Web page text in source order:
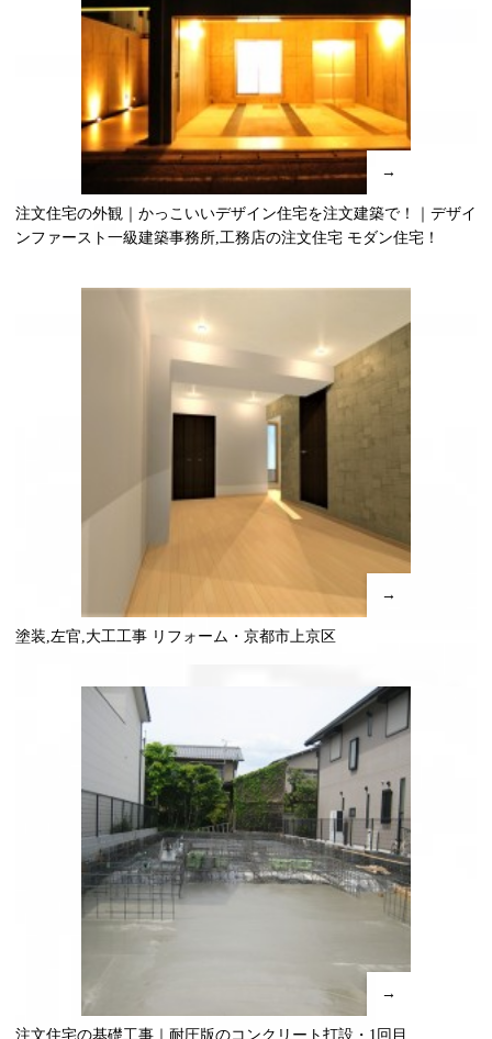
→
注文住宅の外観｜かっこいいデザイン住宅を注文建築で！｜デザイ
ンファースト一級建築事務所,工務店の注文住宅 モダン住宅！
→
塗装,左官,大工工事 リフォーム・京都市上京区
→
注文住宅の基礎工事｜耐圧版のコンクリート打設・1回目